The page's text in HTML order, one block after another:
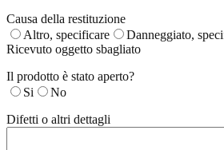
Causa della restituzione
Altro, specificare
Danneggiato,
Ricevuto oggetto sbagliato
Il prodotto è stato aperto?
Si
No
Difetti o altri dettagli